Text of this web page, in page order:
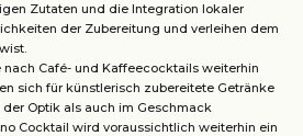
Zutaten und die Integration lokaler
der Zubereitung und verleihen dem
Café- und Kaffeecocktails weiterhin
sich für künstlerisch zubereitete Getränke
Optik als auch im Geschmack
Cocktail wird voraussichtlich weiterhin ein